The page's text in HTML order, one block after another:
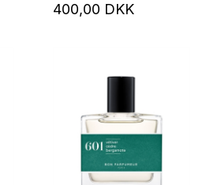
400,00 DKK